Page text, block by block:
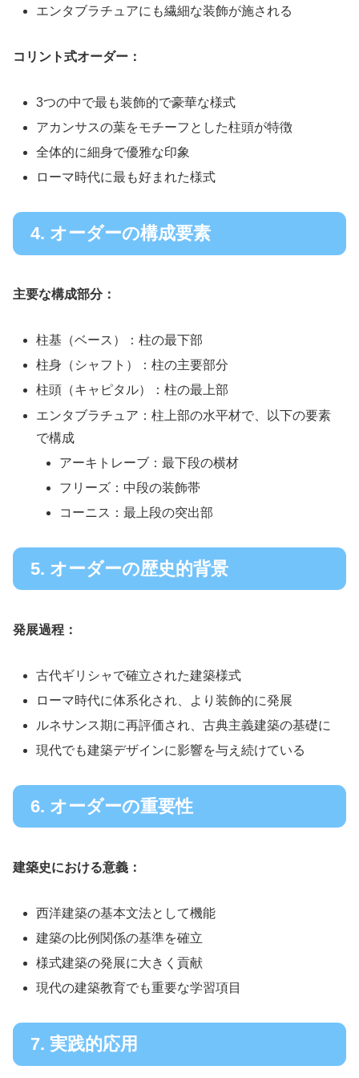
エンタブラチュアにも繊細な装飾が施される
コリント式オーダー：
3つの中で最も装飾的で豪華な様式
アカンサスの葉をモチーフとした柱頭が特徴
全体的に細身で優雅な印象
ローマ時代に最も好まれた様式
4. オーダーの構成要素
主要な構成部分：
柱基（ベース）：柱の最下部
柱身（シャフト）：柱の主要部分
柱頭（キャピタル）：柱の最上部
エンタブラチュア：柱上部の水平材で、以下の要素
で構成
アーキトレーブ：最下段の横材
フリーズ：中段の装飾帯
コーニス：最上段の突出部
5. オーダーの歴史的背景
発展過程：
古代ギリシャで確立された建築様式
ローマ時代に体系化され、より装飾的に発展
ルネサンス期に再評価され、古典主義建築の基礎に
現代でも建築デザインに影響を与え続けている
6. オーダーの重要性
建築史における意義：
西洋建築の基本文法として機能
建築の比例関係の基準を確立
様式建築の発展に大きく貢献
現代の建築教育でも重要な学習項目
7. 実践的応用